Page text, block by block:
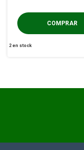
2en stock